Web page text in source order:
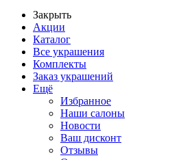
Закрыть
Акции
Каталог
Все украшения
Комплекты
Заказ украшений
Ещё
Избранное
Наши салоны
Новости
Ваш дисконт
Отзывы